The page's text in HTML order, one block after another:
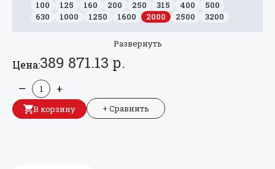
Развернуть
100
125 160 200 250 315 400
500
630
1000 1250 1600 2000 2500 3200
Цена:389 871.13 р.
— +
В корзину + Сравнить